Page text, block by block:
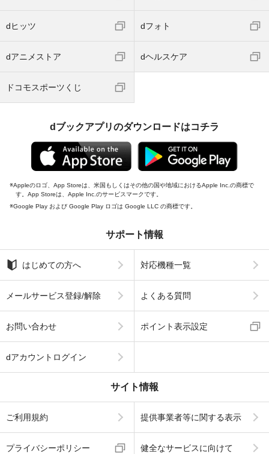
dヒッツ dフォト
dアニメストア dヘルスケア
ドコモスポーツくじ
dブックアプリのダウンロードはコチラ
Appleのロゴ、App Storeは、米国もしくはその他の国や地域におけるApple Inc.の商標で
す。App Storeは、Apple Inc.のサービスマークです。
Google Play および Google Play ロゴは Google LLC の商標です。
サポート情報
はじめての方へ 対応機種一覧
メールサービス登録/解除 よくある質問
お問い合わせ ポイント表示設定
dアカウントログイン
サイト情報
ご利用規約 提供事業者等に関する表示
プライバシーポリシー 健全なサービスに向けて